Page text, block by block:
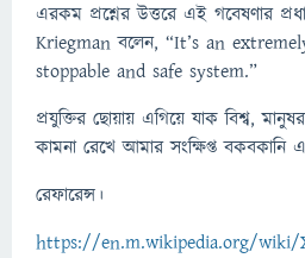
এরকম প্রশ্নের উত্তরে এই গবেষণার
Kriegman বলেন, “It’s an
stoppable and safe system.”
প্রযুক্তির ছোয়ায় এগিয়ে যাক বিশ্ব,
কামনা রেখে আমার সংক্ষিপ্ত বকবকানি
রেফারেন্স।
https://en.m.wikipedia.org/wiki/